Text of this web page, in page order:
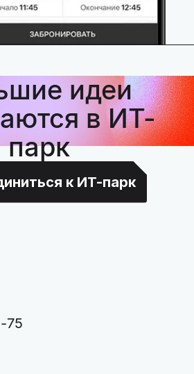
идеи
в ИТ-
парк
к ИТ-парк
75